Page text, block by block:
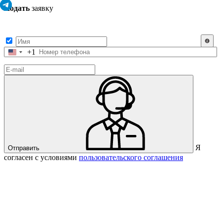
Подать заявку
Соединенные
+1
+1
Отправить
Я
согласен с условиями пользовательского соглашения